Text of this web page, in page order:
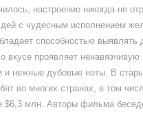
настроение никогда не
с чудесным исполнением
способностью выявлять
вкусе проявляет ненавязчивую
и нежные дубовые ноты. В
во многих странах, в том
$6,3 млн. Авторы фильма